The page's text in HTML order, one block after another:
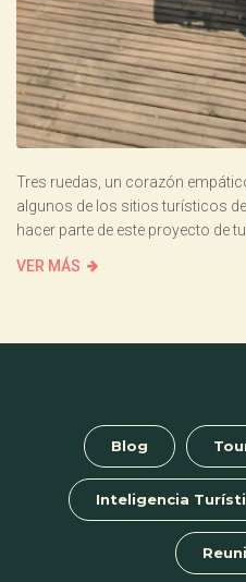
Tres ruedas, un corazón
algunos de los sitios turísticos
hacer parte de este proyecto de
VER MÁS
Blog
Inteligencia